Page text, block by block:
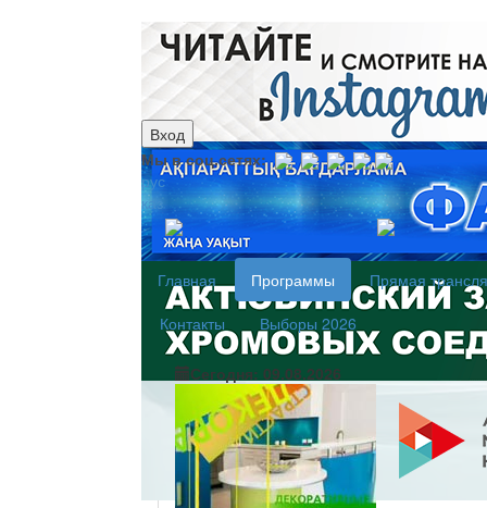
Вход
Мы в соц.сетях:
рус
каз
Главная Программы
Прямая
Контакты
Выборы 2026
Сегодня: 09.08.2026